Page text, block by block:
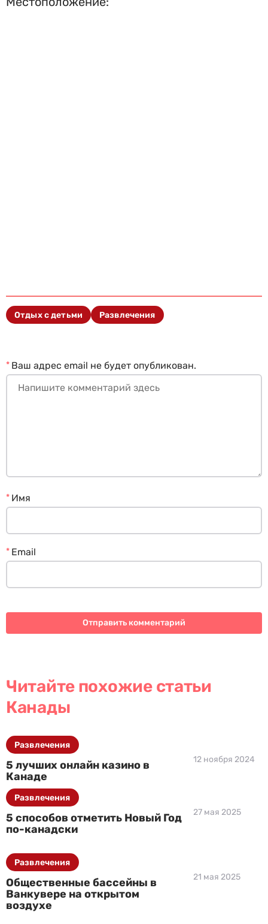
Отдых с детьми Развлечения
Ваш адрес email не будет опубликован.
*
Имя
*
Email
*
Читайте похожие статьи
Канады
5 лучших онлайн казино в
Канаде
12 ноября 2024
Развлечения
5 способов отметить Новый Год
по-канадски
27 мая 2025
Развлечения
Общественные бассейны в
Ванкувере на открытом
воздухе
21 мая 2025
Развлечения